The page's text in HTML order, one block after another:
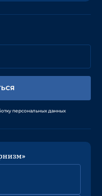
персональных данных